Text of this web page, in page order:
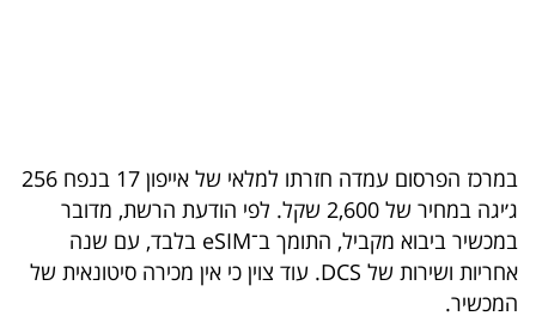
הכלכלי
פודקאסט
40
במרכז הפרסום עמדה חזרתו למלאי של אייפון 17 בנפח 256
ג׳יגה במחיר של 2,600 שקל. לפי הודעת הרשת, מדובר
במכשיר ביבוא מקביל, התומך ב־eSIM בלבד, עם שנה
אחריות ושירות של DCS. עוד צוין כי אין מכירה סיטונאית של
המכשיר.